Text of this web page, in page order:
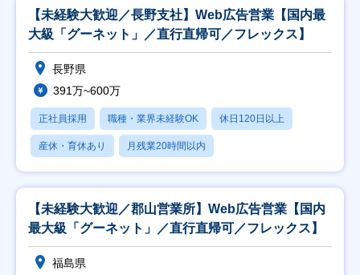
【未経験大歓迎／長野支社】Web広告営業【国内最
大級「グーネット」／直行直帰可／フレックス】
長野県
391万~600万
正社員採用 職種・業界未経験OK 休日120日以上
産休・育休あり 月残業20時間以内
【未経験大歓迎／郡山営業所】Web広告営業【国内
最大級「グーネット」／直行直帰可／フレックス】
福島県